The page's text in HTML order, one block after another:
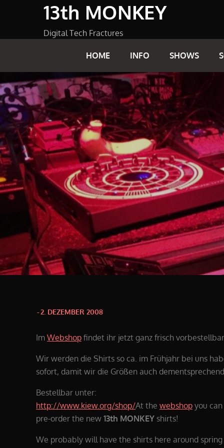
13th MONKEY
Digital Tech Fractures
HOME INFO SHOWS
Posted
2. DEZEMBER 2008
Im Webshop findet ihr jetzt ganz frisch vorbestellbar
Wir werden die Shirts so ca. im Frühjahr bei uns
sofort, damit wir die Größen auch
Bestellbar unter:
http://www.kiew.org/shop/At the webshop you
pre-order the new 13th MONKEY shirts!
We probably will have the shirts here around spring